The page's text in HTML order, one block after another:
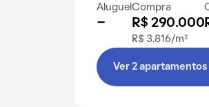
Aluguel
-
Compra
R$ 290.000
R$ 3.816/m²
Ver 2